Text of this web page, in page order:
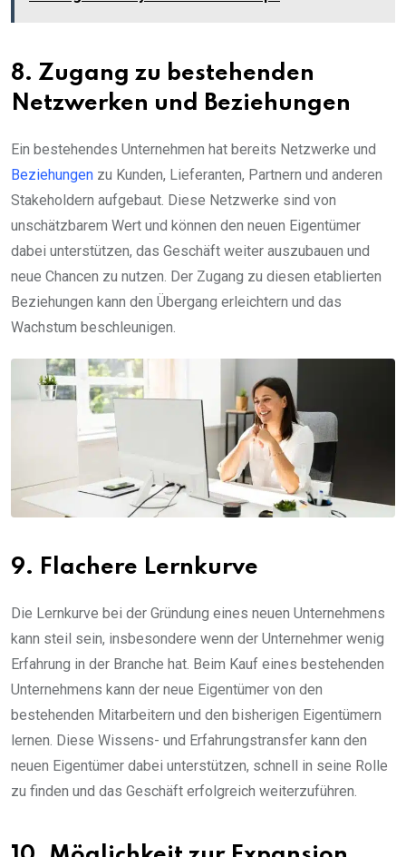
8. Zugang zu bestehenden
Netzwerken und Beziehungen
Ein bestehendes Unternehmen hat bereits Netzwerke und
Beziehungen zu Kunden, Lieferanten, Partnern und anderen
Stakeholdern aufgebaut. Diese Netzwerke sind von
unschätzbarem Wert und können den neuen Eigentümer
dabei unterstützen, das Geschäft weiter auszubauen und
neue Chancen zu nutzen. Der Zugang zu diesen etablierten
Beziehungen kann den Übergang erleichtern und das
Wachstum beschleunigen.
9. Flachere Lernkurve
Die Lernkurve bei der Gründung eines neuen Unternehmens
kann steil sein, insbesondere wenn der Unternehmer wenig
Erfahrung in der Branche hat. Beim Kauf eines bestehenden
Unternehmens kann der neue Eigentümer von den
bestehenden Mitarbeitern und den bisherigen Eigentümern
lernen. Diese Wissens- und Erfahrungstransfer kann den
neuen Eigentümer dabei unterstützen, schnell in seine Rolle
zu finden und das Geschäft erfolgreich weiterzuführen.